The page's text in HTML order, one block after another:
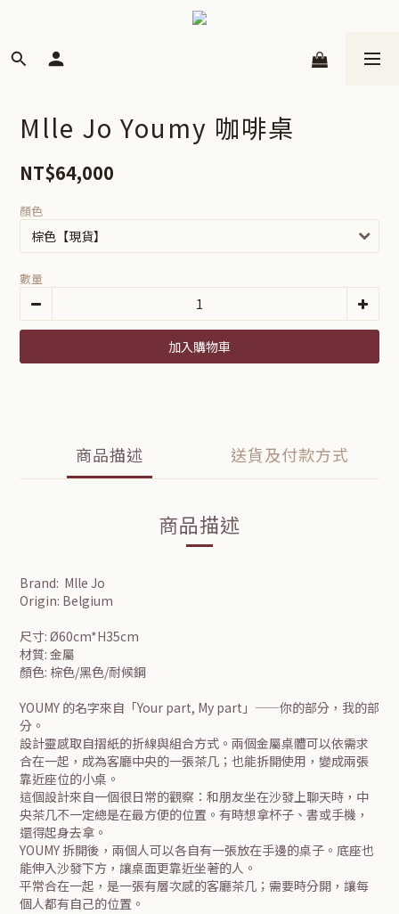
Mlle Jo Youmy 咖啡桌
NT$64,000
顏色
數量
加入購物車
商品描述 送貨及付款方式
商品描述
Brand: Mlle Jo
Origin: Belgium
尺寸: Ø60cm*H35cm
材質: 金屬
顏色: 棕色/黑色/耐候鋼
YOUMY 的名字來自「Your part, My part」——你的部分，我的部
分。
設計靈感取自摺紙的折線與組合方式。兩個金屬桌體可以依需求
合在一起，成為客廳中央的一張茶几；也能拆開使用，變成兩張
靠近座位的小桌。
這個設計來自一個很日常的觀察：和朋友坐在沙發上聊天時，中
央茶几不一定總是在最方便的位置。有時想拿杯子、書或手機，
還得起身去拿。
YOUMY 拆開後，兩個人可以各自有一張放在手邊的桌子。底座也
能伸入沙發下方，讓桌面更靠近坐著的人。
平常合在一起，是一張有層次感的客廳茶几；需要時分開，讓每
個人都有自己的位置。